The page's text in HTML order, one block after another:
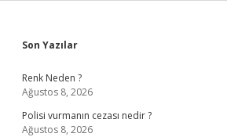
Sidebar
Son Yazılar
Renk Neden ?
Ağustos 8, 2026
Polisi vurmanın cezası nedir ?
Ağustos 8, 2026